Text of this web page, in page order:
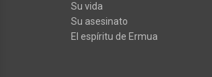
Su vida
Su asesinato
El espíritu de Ermua